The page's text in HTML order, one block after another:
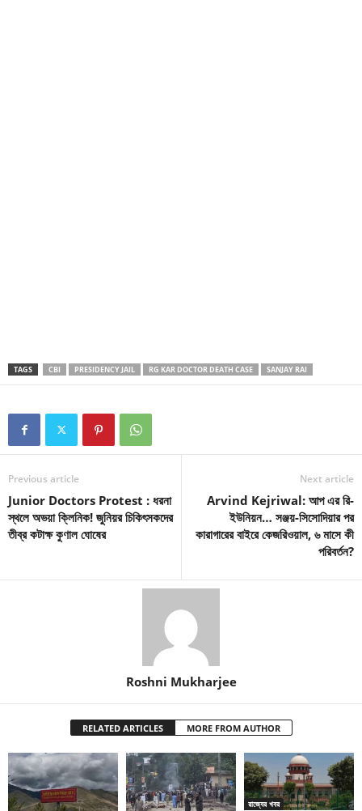
TAGS CBI PRESIDENCY JAIL RG KAR DOCTOR DEATH CASE SANJAY RAI
Previous article
Junior Doctors Protest : ধরনা
স্থলে অভয়া ক্লিনিক! জুনিয়র চিকিৎসকদের
তীব্র কটাক্ষ কুণাল ঘোষের
Next article
Arvind Kejriwal: আপ এর রি-
ইউনিয়ন… সঞ্জয়-সিসোদিয়ার পর
কারাগারের বাইরে কেজরিওয়াল, ৬ মাসে কী
পরিবর্তন?
Roshni Mukharjee
RELATED ARTICLES MORE FROM AUTHOR
রাজ্যের খবর